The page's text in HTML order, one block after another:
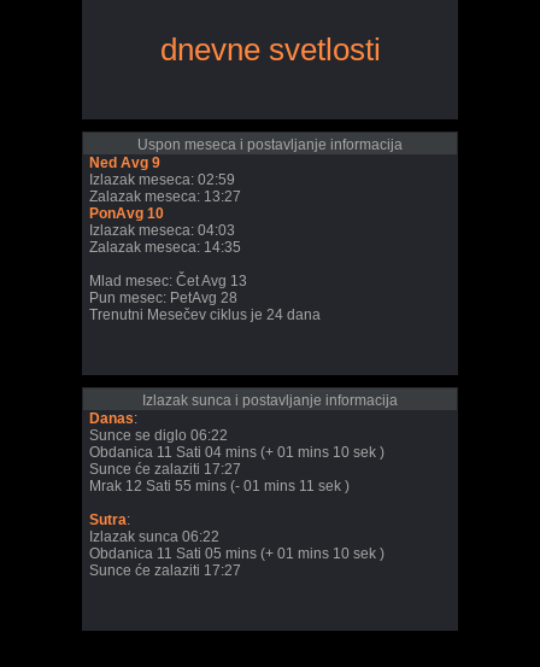
dnevne svetlosti
Uspon meseca i postavljanje informacija
Ned Avg 9
Izlazak meseca: 02:59
Zalazak meseca: 13:27
PonAvg 10
Izlazak meseca: 04:03
Zalazak meseca: 14:35
Mlad mesec: Čet Avg 13
Pun mesec: PetAvg 28
Trenutni Mesečev ciklus je 24 dana
Izlazak sunca i postavljanje informacija
Danas:
Sunce se diglo 06:22
Obdanica 11 Sati 04 mins (+ 01 mins 10 sek )
Sunce će zalaziti 17:27
Mrak 12 Sati 55 mins (- 01 mins 11 sek )
Sutra:
Izlazak sunca 06:22
Obdanica 11 Sati 05 mins (+ 01 mins 10 sek )
Sunce će zalaziti 17:27